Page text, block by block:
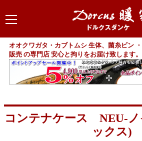
オオクワガタ・カブトムシ 生体、菌糸ビン
販売 の専門店 安心と拘りをお届け致します。
コンテナケース NEU-ノ
ックス)